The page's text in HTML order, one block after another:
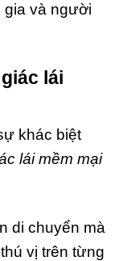
gia và người
lái
khác biệt
lái mềm mại
di chuyển mà
vị trên từng